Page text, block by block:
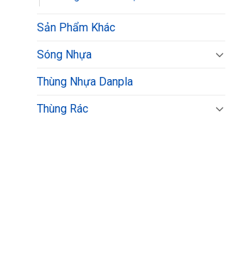
Sản Phẩm Khác
Sóng Nhựa
Thùng Nhựa Danpla
Thùng Rác